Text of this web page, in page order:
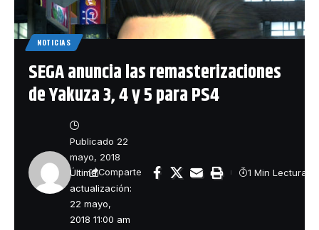
NOTICIAS
SEGA anuncia las remasterizaciones
de Yakuza 3, 4 y 5 para PS4
Última
actualización:
22 mayo,
2018 11:00 am
Publicado 22
mayo, 2018
Comparte 1 Min Lectura